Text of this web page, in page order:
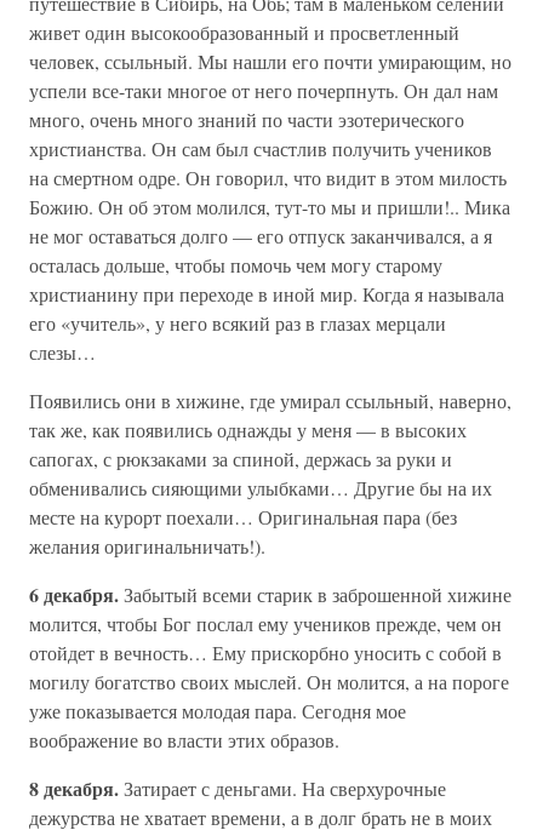
живет один высокообразованный и просветленный
человек, ссыльный. Мы нашли его почти умирающим, но
успели все-таки многое от него почерпнуть. Он дал нам
много, очень много знаний по части эзотерического
христианства. Он сам был счастлив получить учеников
на смертном одре. Он говорил, что видит в этом милость
Божию. Он об этом молился, тут-то мы и пришли!.. Мика
не мог оставаться долго — его отпуск заканчивался, а я
осталась дольше, чтобы помочь чем могу старому
христианину при переходе в иной мир. Когда я называла
его «учитель», у него всякий раз в глазах мерцали
слезы…
Появились они в хижине, где умирал ссыльный, наверно,
так же, как появились однажды у меня — в высоких
сапогах, с рюкзаками за спиной, держась за руки и
обменивались сияющими улыбками… Другие бы на их
месте на курорт поехали… Оригинальная пара (без
желания оригинальничать!).
6 декабря.Забытый всеми старик в заброшенной хижине
молится, чтобы Бог послал ему учеников прежде, чем он
отойдет в вечность… Ему прискорбно уносить с собой в
могилу богатство своих мыслей. Он молится, а на пороге
уже показывается молодая пара. Сегодня мое
воображение во власти этих образов.
8 декабря.Затирает с деньгами. На сверхурочные
дежурства не хватает времени, а в долг брать не в моих